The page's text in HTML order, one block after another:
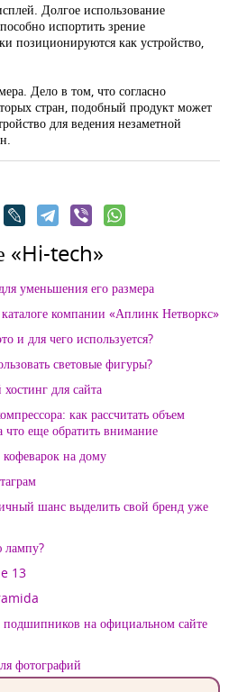
Долгое использование
испортить зрение
позиционируются как устройство,
Дело в том, что согласно
стран, подобный продукт может
для ведения незаметной
«Hi-tech»
уменьшения его размера
компании «Аплинк Нетворкс»
и для чего используется?
световые фигуры?
для сайта
как рассчитать объем
что еще обратить внимание
на дому
шанс выделить свой бренд уже
лампу?
13
подшипников на официальном сайте
фотографий